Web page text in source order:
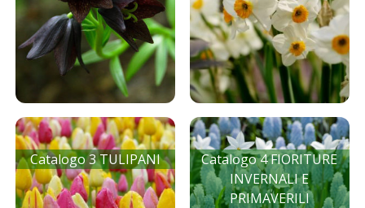
Catalogo 3 TULIPANI
Catalogo 4 FIORITURE
INVERNALI E
PRIMAVERILI